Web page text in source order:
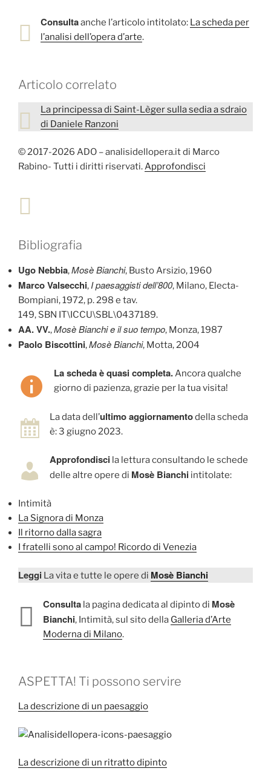
Consultaanche l’articolo intitolato: La scheda per
l’analisi dell’opera d’arte.
Articolo correlato
La principessa di Saint-Lèger sulla sedia a sdraio
di Daniele Ranzoni
© 2017-2026 ADO – analisidellopera.it di Marco
Rabino- Tutti i diritti riservati.Approfondisci
Bibliografia
Ugo Nebbia,Mosè Bianchi, Busto Arsizio, 1960
Marco Valsecchi, I paesaggisti dell’800, Milano, Electa-
Bompiani, 1972, p. 298 e tav.
149, SBN IT\ICCU\SBL\0437189.
AA. VV.,Mosè Bianchi e il suo tempo, Monza, 1987
Paolo Biscottini,Mosè Bianchi, Motta, 2004
La scheda è quasi completa.Ancora qualche
giorno di pazienza, grazie per la tua visita!
La data dell’ultimo aggiornamentodella scheda
è: 3 giugno 2023.
Approfondisci la lettura consultando le schede
delle altre opere di Mosè Bianchi intitolate:
Intimità
La Signora di Monza
Il ritorno dalla sagra
I fratelli sono al campo! Ricordo di Venezia
Leggi La vita e tutte le opere di Mosè Bianchi
Consulta la pagina dedicata al dipinto di Mosè
Bianchi, Intimità, sul sito della Galleria d’Arte
Moderna di Milano.
ASPETTA! Ti possono servire
La descrizione di un paesaggio
La descrizione di un ritratto dipinto